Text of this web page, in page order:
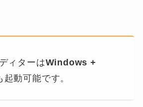
ィターはWindows +
起動可能です。